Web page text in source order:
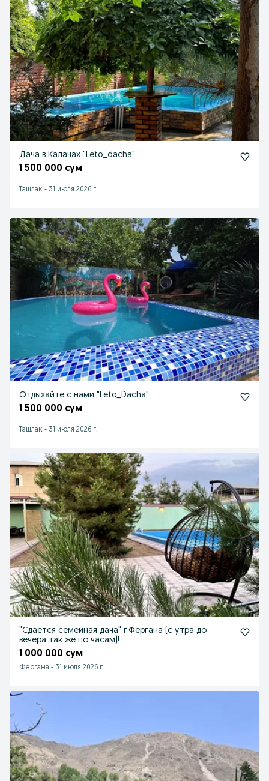
Дача в Калачах "Leto_dacha"
1 500 000 сум
Ташлак - 31 июля 2026 г.
Отдыхайте с нами "Leto_Dacha"
1 500 000 сум
Ташлак - 31 июля 2026 г.
"Сдаётся семейная дача" г.Фергана (с утра до
вечера так же по часам)!
1 000 000 сум
Фергана - 31 июля 2026 г.